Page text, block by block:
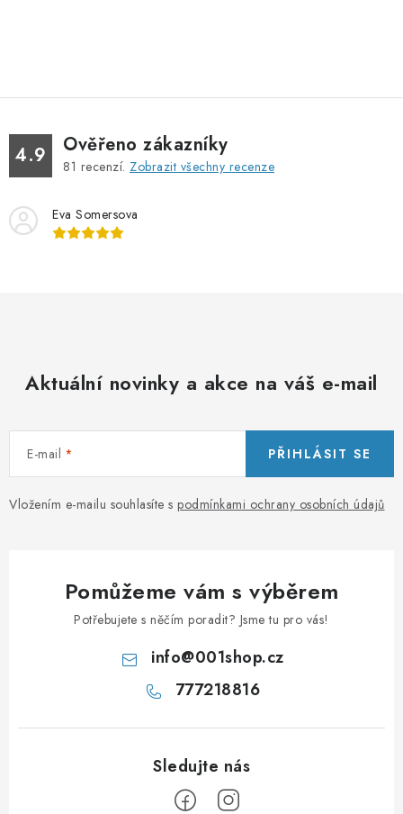
á
d
a
c
p
s
4.9 Ověřeno zákazníky
81 recenzí. Zobrazit všechny recenze
Eva Somersova
Aktuální novinky a akce na váš e-mail
E-mail
Vložením e-mailu souhlasíte s podmínkami ochrany osobních údajů
PŘIHLÁSIT SE
Pomůžeme vám s výběrem
Potřebujete s něčím poradit? Jsme tu pro vás!
info@001shop.cz
777218816